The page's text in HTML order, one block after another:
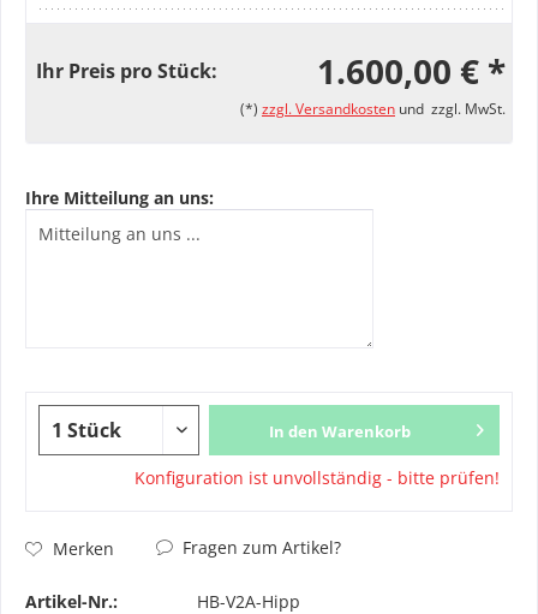
Ihr Preis pro Stück: 1.600,00 € *
(*) zzgl. Versandkosten und zzgl. MwSt.
Ihre Mitteilung an uns:
In den Warenkorb
Konfiguration ist unvollständig - bitte prüfen!
Merken Fragen zum Artikel?
Artikel-Nr.: HB-V2A-Hipp